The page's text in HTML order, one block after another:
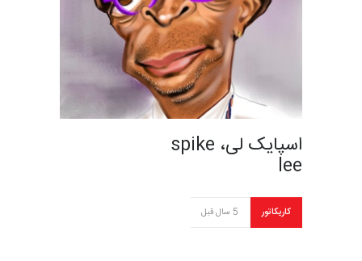
اسپایک لی، spike
lee
کاریکاتور 5 سال قبل